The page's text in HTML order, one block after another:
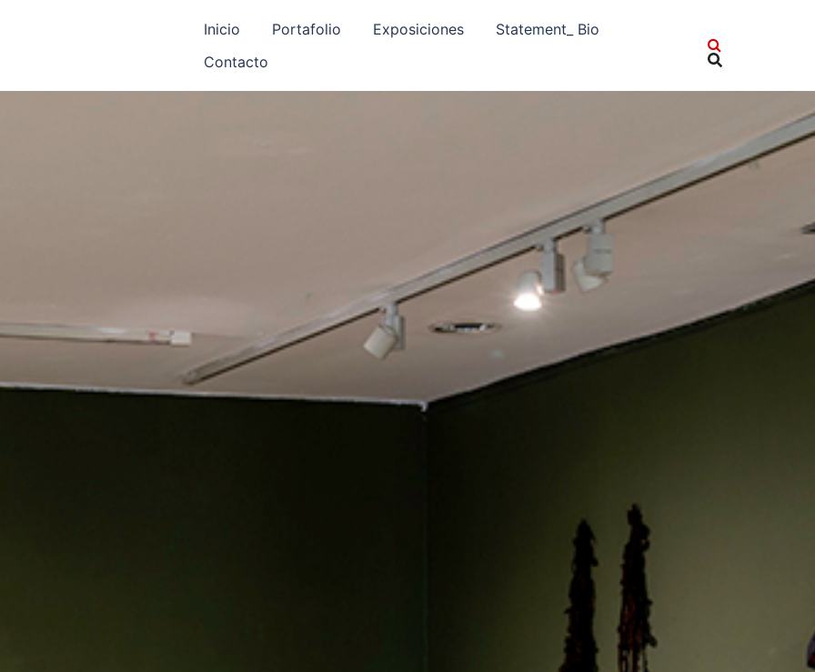
Inicio Portafolio Exposiciones
Statement_ Bio
Contacto